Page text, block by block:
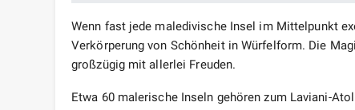
Wenn fast jede maledivische Insel im Mittelpunkt
Verkörperung von Schönheit in Würfelform. Die
großzügig mit allerlei Freuden.
Etwa 60 malerische Inseln gehören zum Laviani-